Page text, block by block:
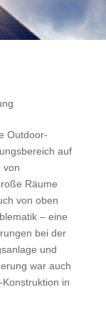
Outdoor-
auf
von
Räume
von oben
– eine
bei der
und
war auch
in